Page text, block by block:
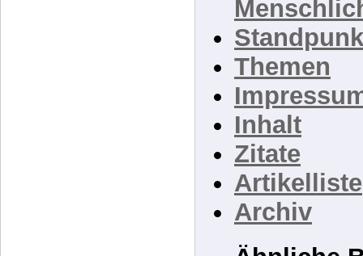
Themen
Inhalt
Zitate
Artikelliste
Archiv